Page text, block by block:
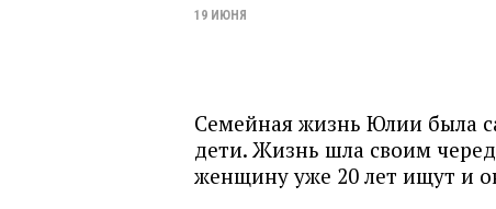
19 ИЮНЯ
Семейная жизнь Юлии была
дети. Жизнь шла своим
женщину уже 20 лет ищут и